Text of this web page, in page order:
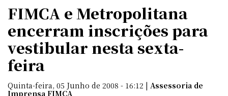
FIMCA e Metropolitana
encerram inscrições para
vestibular nesta sexta-
feira
Quinta-feira, 05 Junho de 2008 - 16:12 | Assessoria de
Imprensa FIMCA